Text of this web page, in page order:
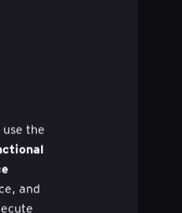
the
and